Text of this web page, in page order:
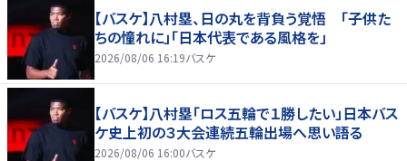
【バスケ】八村塁、日の丸を背負う覚悟 「子供た
ちの憧れに」「日本代表である風格を」
2026/08/06 16:19バスケ
【バスケ】八村塁「ロス五輪で１勝したい」日本バス
ケ史上初の３大会連続五輪出場へ思い語る
2026/08/06 16:00バスケ